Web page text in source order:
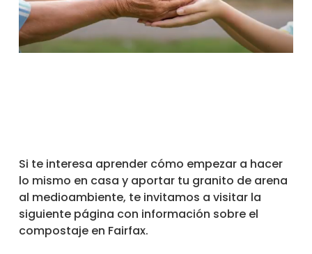
Si te interesa aprender cómo empezar a hacer
lo mismo en casa y aportar tu granito de arena
al medioambiente, te invitamos a visitar la
siguiente página con información sobre el
compostaje en Fairfax.